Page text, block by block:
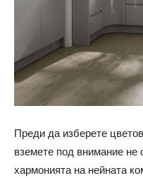
Преди да изберете
вземете под внимание не
хармонията на нейната